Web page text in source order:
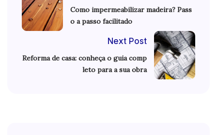
Como impermeabilizar madeira? Pass
o a passo facilitado
Next Post
Reforma de casa: conheça o guia comp
leto para a sua obra